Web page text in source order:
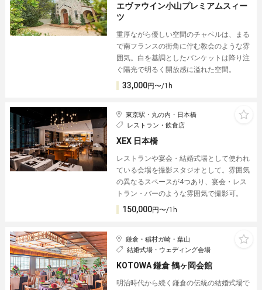
エヴァウイン小山プレミアムスィー
ツ
重厚ながら優しい空間のチャペルは、まる
で南フランスの街角に佇む教会のような雰
囲気。白を基調としたバンケットは降り注
ぐ陽光で明るく開放感に溢れた空間。
33,000円〜/1h
東京駅・丸の内・日本橋
レストラン・飲食店
XEX 日本橋
レストランや宴会・結婚式場として使われ
ている会場を撮影スタジオとして。雰囲気
の異なるスペースが4つあり、宴会・レス
トラン・バーのような雰囲気で撮影可。
150,000円〜/1h
鎌倉・稲村ガ崎・葉山
結婚式場・ウェディング会場
KOTOWA 鎌倉 鶴ヶ岡会館
明治時代から続く鎌倉の伝統の結婚式場で